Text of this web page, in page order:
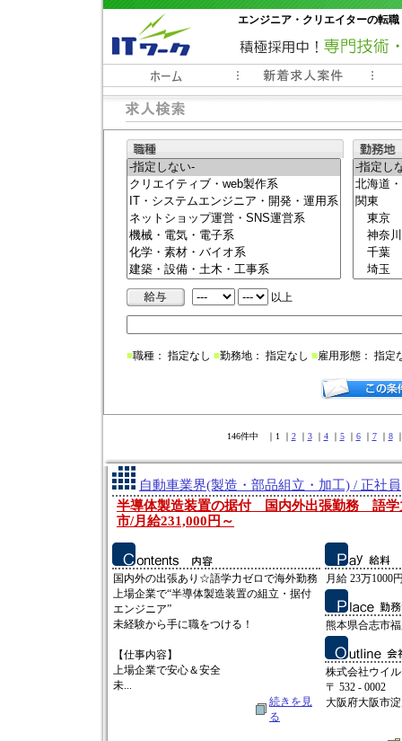
エンジニア・クリエイターの転
常時3000件以上の求人情報掲載中
以上
■職種： 指定なし ■勤務地： 指定なし ■雇用形態： 指定
146件中 ｜1 ｜ 2｜ 3｜ 4｜ 5｜ 6｜ 7｜ 8
自動車業界(製造・部品組立・加工) / 正社員
半導体製造装置の据付 国内外出張勤務 語学
市/月給231,000円～
国内外の出張あり☆語学力ゼロで海外勤務
上場企業で“半導体製造装置の組立・据付
エンジニア”
未経験から手に職をつける！
【仕事内容】
上場企業で安心＆安全
未...
続きを見
る
月給 23万1000
熊本県合志市
株式会社ウイ
〒 532 - 0002
大阪府大阪市